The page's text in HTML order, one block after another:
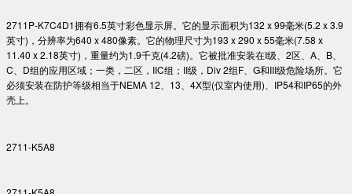
2711P-K7C4D1拥有6.5英寸彩色显示屏。它的显示面积为132 x 99毫米(5.2 x 3.9
英寸)，分辨率为640 x 480像素。它的物理尺寸为193 x 290 x 55毫米(7.58 x
11.40 x 2.18英寸)，重量约为1.9千克(4.2磅)。它被批准安装在I级、2区、A、B、
C、D组的应用区域；一类，二区，IIC组；II级，Div 2组F、G和III级危险场所。它
必须安装在防护等级相当于NEMA 12、13、4X型(仅室内使用)、IP54和IP65的外
壳上。
2711-K5A8